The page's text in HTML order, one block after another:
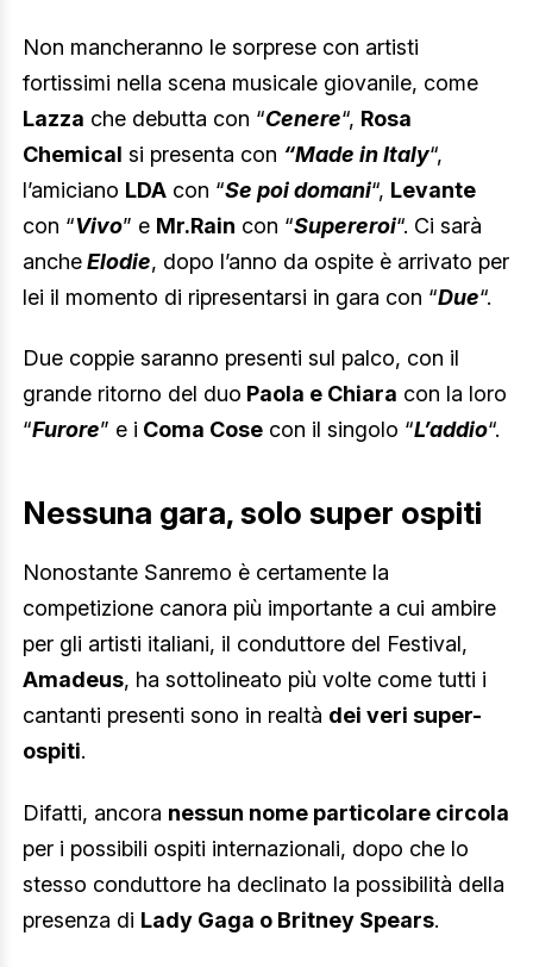
Non mancheranno le sorprese con artisti
fortissimi nella scena musicale giovanile, come
Lazza che debutta con “Cenere“, Rosa
Chemical si presenta con “Made in Italy“,
l’amiciano LDA con “Se poi domani“, Levante
con “Vivo” e Mr.Rain con “Supereroi“. Ci sarà
ancheElodie, dopo l’anno da ospite è arrivato per
lei il momento di ripresentarsi in gara con “Due“.
Due coppie saranno presenti sul palco, con il
grande ritorno del duo Paola e Chiara con la loro
“Furore” e i Coma Cose con il singolo “L’addio“.
Nessuna gara, solo super ospiti
Nonostante Sanremo è certamente la
competizione canora più importante a cui ambire
per gli artisti italiani, il conduttore del Festival,
Amadeus, ha sottolineato più volte come tutti i
cantanti presenti sono in realtà dei veri super-
ospiti.
Difatti, ancora nessun nome particolare circola
per i possibili ospiti internazionali, dopo che lo
stesso conduttore ha declinato la possibilità della
presenza di Lady Gaga o Britney Spears.